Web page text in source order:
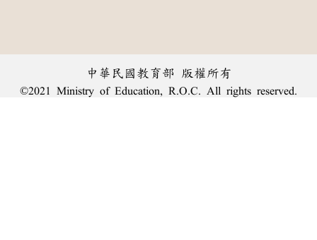
中華民國教育部 版權所有
©2021 Ministry of Education, R.O.C. All rights reserved.